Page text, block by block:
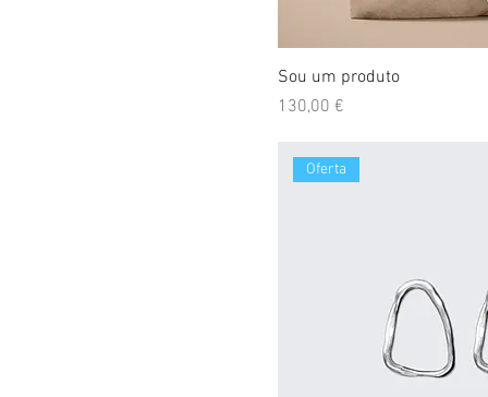
Sou um produto
Preço
130,00 €
Oferta